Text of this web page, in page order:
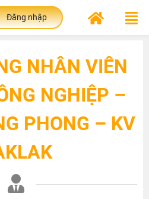
Đăng nhập
NHÂN VIÊN
NGHIỆP –
PHONG – KV